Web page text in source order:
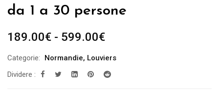
da 1 a 30 persone
189.00€ - 599.00€Fascia
prezzo:
da
Categorie: Normandie, Louviers
Dividere :